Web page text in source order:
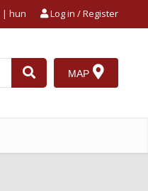
Log in / Register
| hun
MAP